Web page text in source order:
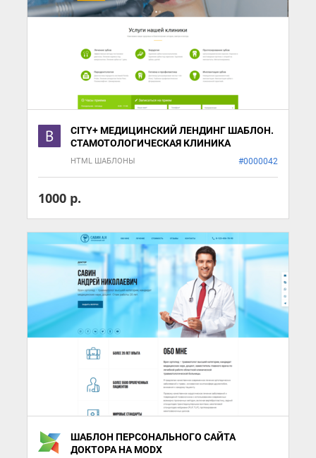
CITY+ МЕДИЦИНСКИЙ ЛЕНДИНГ ШАБЛОН.
СТАМОТОЛОГИЧЕСКАЯ КЛИНИКА
HTML ШАБЛОНЫ #0000042
1000 р.
ШАБЛОН ПЕРСОНАЛЬНОГО САЙТА
ДОКТОРА НА MODX